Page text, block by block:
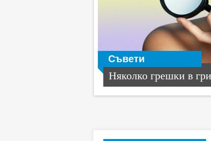
Съвети
Няколко грешки в